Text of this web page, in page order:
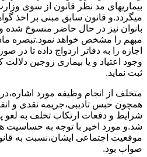
بیماریهای مد نظر قانون از سوی
میگردد.و قانون سابق مبنی بر اخذ
بانوان نیز در حال حاضر منسوخ شده
مبهم را مشخص خواهد نمود.تبصره
اجازه را به دفاتر ازدواج داده تا در
وجود اعتیاد و یا بیماری زوجین دلالت
ثبت نماید.
متخلف از انجام وظیفه مورد
همچون حبس تادیبی،جریمه نقدی و
شرایط و دفعات ارتکاب تخلف به
شد.و مورد اخیر با توجه به
موقعیت اجتماعی ایشان،نسبت به
صواب بود.